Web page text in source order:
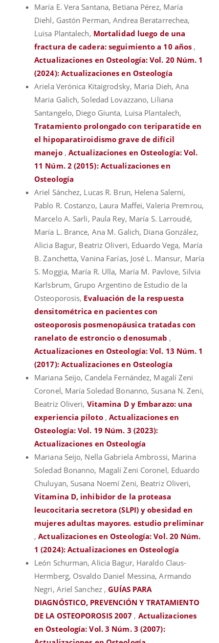
María E. Vera Santana, Betiana Pérez, María
Diehl, Gastón Perman, Andrea Beratarrechea,
Luisa Plantalech, Mortalidad luego de una
fractura de cadera: seguimiento a 10 años ,
Actualizaciones en Osteología: Vol. 20 Núm. 1
(2024): Actualizaciones en Osteología
Ariela Verónica Kitaigrodsky, Maria Dieh, Ana
Maria Galich, Soledad Lovazzano, Liliana
Santangelo, Diego Giunta, Luisa Plantalech,
Tratamiento prolongado con teriparatide en
el hipoparatiroidismo grave de difícil
manejo , Actualizaciones en Osteología: Vol.
11 Núm. 2 (2015): Actualizaciones en
Osteología
Ariel Sánchez, Lucas R. Brun, Helena Salerni,
Pablo R. Costanzo, Laura Maffei, Valeria Premrou,
Marcelo A. Sarli, Paula Rey, María S. Larroudé,
María L. Brance, Ana M. Galich, Diana González,
Alicia Bagur, Beatriz Oliveri, Eduardo Vega, María
B. Zanchetta, Vanina Farías, José L. Mansur, María
S. Moggia, María R. Ulla, María M. Pavlove, Silvia
Karlsbrum, Grupo Argentino de Estudio de la
Osteoporosis, Evaluación de la respuesta
densitométrica en pacientes con
osteoporosis posmenopáusica tratadas con
ranelato de estroncio o denosumab ,
Actualizaciones en Osteología: Vol. 13 Núm. 1
(2017): Actualizaciones en Osteología
Mariana Seijo, Candela Fernández, Magalí Zeni
Coronel, María Soledad Bonanno, Susana N. Zeni,
Beatriz Oliveri, Vitamina D y Embarazo: una
experiencia piloto ,Actualizaciones en
Osteología: Vol. 19 Núm. 3 (2023):
Actualizaciones en Osteología
Mariana Seijo, Nella Gabriela Ambrossi, Marina
Soledad Bonanno, Magalí Zeni Coronel, Eduardo
Chuluyan, Susana Noemí Zeni, Beatriz Oliveri,
Vitamina D, inhibidor de la proteasa
leucocitaria secretora (SLPI) y obesidad en
mujeres adultas mayores. estudio preliminar
,Actualizaciones en Osteología: Vol. 20 Núm.
1 (2024): Actualizaciones en Osteología
León Schurman, Alicia Bagur, Haraldo Claus-
Hermberg, Osvaldo Daniel Messina, Armando
Negri, Ariel Sanchez ,GUÍAS PARA
DIAGNÓSTICO, PREVENCIÓN Y TRATAMIENTO
DE LA OSTEOPOROSIS 2007 , Actualizaciones
en Osteología: Vol. 3 Núm. 3 (2007):